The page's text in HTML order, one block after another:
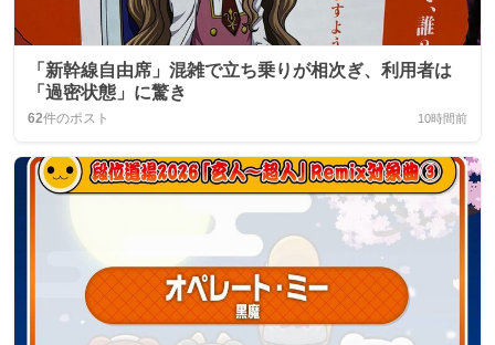
「新幹線自由席」混雑で立ち乗りが相次ぎ、利用者は
「過密状態」に驚き
62件のポスト 10時間前